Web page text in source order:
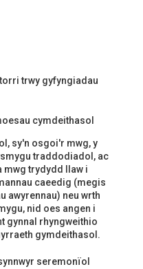
trwy gyfyngiadau
cymdeithasol
sy'n osgoi'r mwg, y
traddodiadol, ac
mwg trydydd llaw i
caeedig (megis
awyrennau) neu wrth
nid oes angen i
gynnal rhyngweithio
gymdeithasol.
seremonïol